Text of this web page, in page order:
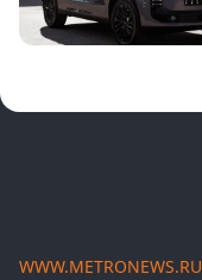
WWW.METRONEWS.RU